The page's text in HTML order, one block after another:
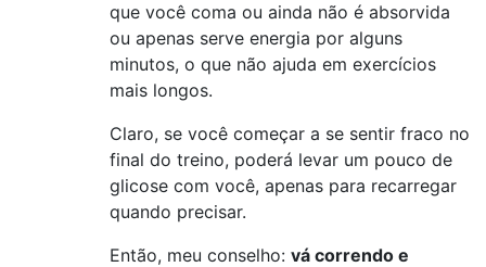
que você coma ou ainda não é absorvida
ou apenas serve energia por alguns
minutos, o que não ajuda em exercícios
mais longos.
Claro, se você começar a se sentir fraco no
final do treino, poderá levar um pouco de
glicose com você, apenas para recarregar
quando precisar.
Então, meu conselho: vá correndo e